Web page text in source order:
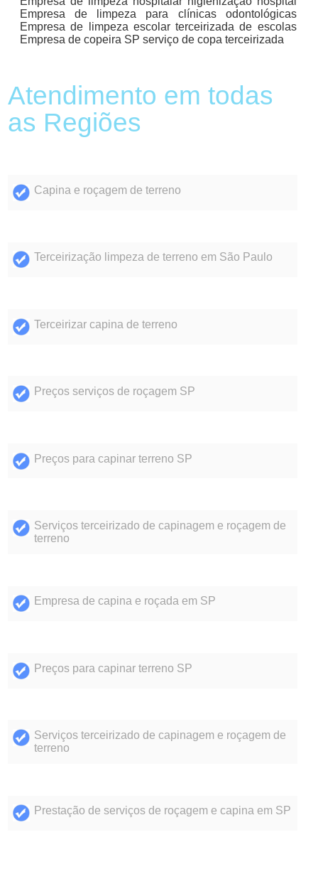
Empresa de limpeza para clínicas odontológicas
Empresa de limpeza escolar terceirizada de escolas
Empresa de copeira SP serviço de copa terceirizada
Atendimento em todas
as Regiões
Capina e roçagem de terreno
Terceirização limpeza de terreno em São Paulo
Terceirizar capina de terreno
Preços serviços de roçagem SP
Preços para capinar terreno SP
Serviços terceirizado de capinagem e roçagem de
terreno
Empresa de capina e roçada em SP
Preços para capinar terreno SP
Serviços terceirizado de capinagem e roçagem de
terreno
Prestação de serviços de roçagem e capina em SP